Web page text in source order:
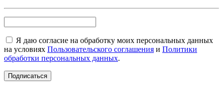
Я даю согласие на обработку моих персональных данных
на условиях Пользовательского соглашения и Политики
обработки персональных данных.